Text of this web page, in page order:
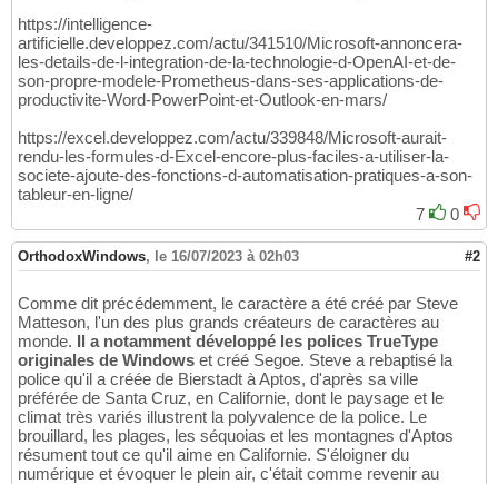
https://intelligence-
artificielle.developpez.com/actu/341510/Microsoft-annoncera-
les-details-de-l-integration-de-la-technologie-d-OpenAI-et-de-
son-propre-modele-Prometheus-dans-ses-applications-de-
productivite-Word-PowerPoint-et-Outlook-en-mars/
https://excel.developpez.com/actu/339848/Microsoft-aurait-
rendu-les-formules-d-Excel-encore-plus-faciles-a-utiliser-la-
societe-ajoute-des-fonctions-d-automatisation-pratiques-a-son-
tableur-en-ligne/
7
0
OrthodoxWindows, le 16/07/2023 à 02h03 #2
Comme dit précédemment, le caractère a été créé par Steve
Matteson, l'un des plus grands créateurs de caractères au
monde. Il a notamment développé les polices TrueType
originales de Windows et créé Segoe. Steve a rebaptisé la
police qu'il a créée de Bierstadt à Aptos, d'après sa ville
préférée de Santa Cruz, en Californie, dont le paysage et le
climat très variés illustrent la polyvalence de la police. Le
brouillard, les plages, les séquoias et les montagnes d'Aptos
résument tout ce qu'il aime en Californie. S'éloigner du
numérique et évoquer le plein air, c'était comme revenir au